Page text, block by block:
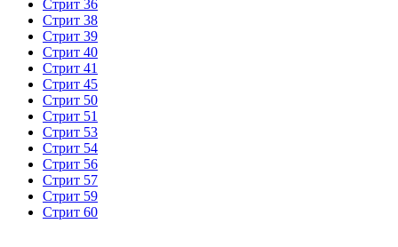
Стрит 36
Стрит 38
Стрит 39
Стрит 40
Стрит 41
Стрит 45
Стрит 50
Стрит 51
Стрит 53
Стрит 54
Стрит 56
Стрит 57
Стрит 59
Стрит 60